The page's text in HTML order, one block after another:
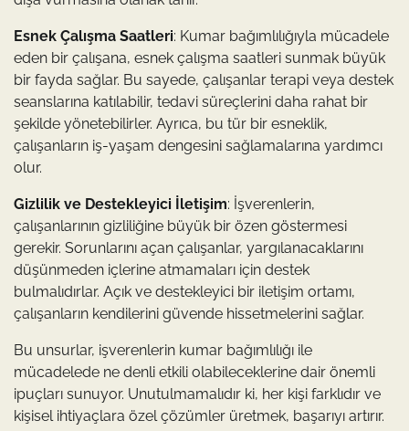
Esnek Çalışma Saatleri: Kumar bağımlılığıyla mücadele
eden bir çalışana, esnek çalışma saatleri sunmak büyük
bir fayda sağlar. Bu sayede, çalışanlar terapi veya destek
seanslarına katılabilir, tedavi süreçlerini daha rahat bir
şekilde yönetebilirler. Ayrıca, bu tür bir esneklik,
çalışanların iş-yaşam dengesini sağlamalarına yardımcı
olur.
Gizlilik ve Destekleyici İletişim: İşverenlerin,
çalışanlarının gizliliğine büyük bir özen göstermesi
gerekir. Sorunlarını açan çalışanlar, yargılanacaklarını
düşünmeden içlerine atmamaları için destek
bulmalıdırlar. Açık ve destekleyici bir iletişim ortamı,
çalışanların kendilerini güvende hissetmelerini sağlar.
Bu unsurlar, işverenlerin kumar bağımlılığı ile
mücadelede ne denli etkili olabileceklerine dair önemli
ipuçları sunuyor. Unutulmamalıdır ki, her kişi farklıdır ve
kişisel ihtiyaçlara özel çözümler üretmek, başarıyı artırır.